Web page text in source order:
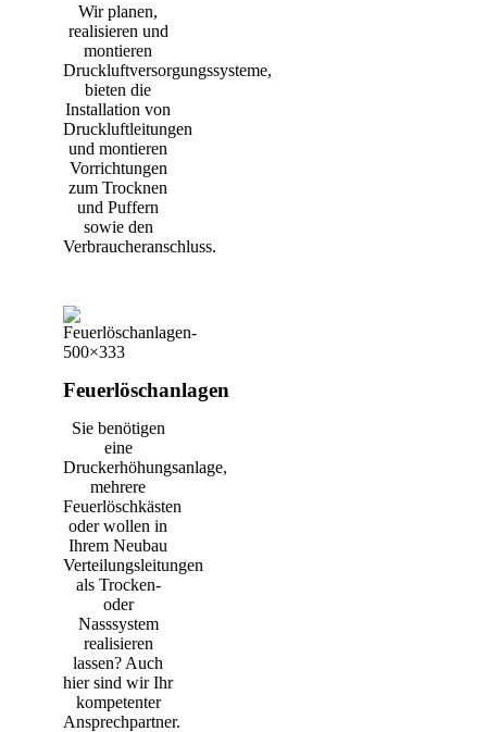
Wir planen,
realisieren und
montieren
Druckluftversorgungssysteme,
bieten die
Installation von
Druckluftleitungen
und montieren
Vorrichtungen
zum Trocknen
und Puffern
sowie den
Verbraucheranschluss.
Feuerlöschanlagen
Sie benötigen
eine
Druckerhöhungsanlage,
mehrere
Feuerlöschkästen
oder wollen in
Ihrem Neubau
Verteilungsleitungen
als Trocken-
oder
Nasssystem
realisieren
lassen? Auch
hier sind wir Ihr
kompetenter
Ansprechpartner.